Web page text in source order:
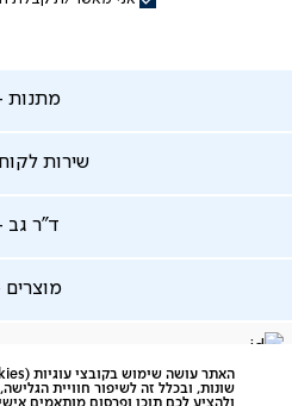
שירות
החלפות
תקנון מועדון
ד"ר גב
סניפים
תקנון
מוצרים
מיטות
מתנות
מתנות
מתנות
שונות, ובכלל זה לשיפור חוויית